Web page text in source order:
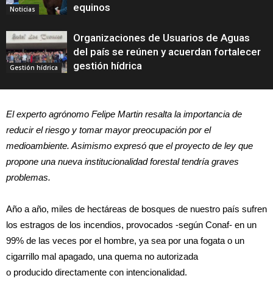
Noticias
equinos
Gestión hídrica
Organizaciones de Usuarios de Aguas
del país se reúnen y acuerdan fortalecer
gestión hídrica
El experto agrónomo Felipe Martin resalta la importancia de
reducir el riesgo y tomar mayor preocupación por el
medioambiente. Asimismo expresó que el proyecto de ley que
propone una nueva institucionalidad forestal tendría graves
problemas.
Año a año, miles de hectáreas de bosques de nuestro país sufren
los estragos de los incendios, provocados -según Conaf- en un
99% de las veces por el hombre, ya sea por una fogata o un
cigarrillo mal apagado, una quema no autorizada
o producido directamente con intencionalidad.